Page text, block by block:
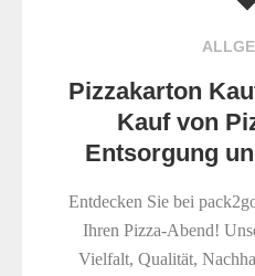
Pizzakarton
Kauf von
Entsorgung
Entdecken Sie bei
Ihren Pizza-Abend!
Vielfalt, Qualität,